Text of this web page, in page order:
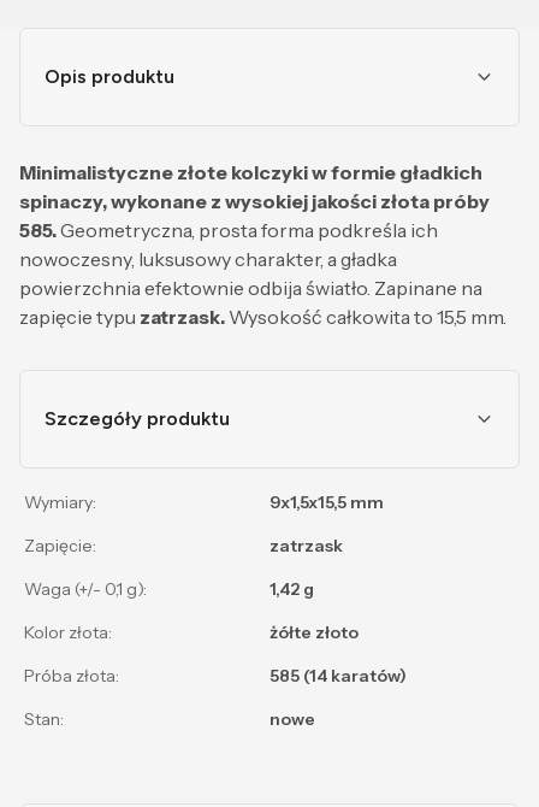
Opis produktu
Minimalistyczne złote kolczyki w formie gładkich
spinaczy, wykonane z wysokiej jakości złota próby
585.Geometryczna, prosta forma podkreśla ich
nowoczesny, luksusowy charakter, a gładka
powierzchnia efektownie odbija światło. Zapinane na
zapięcie typu zatrzask. Wysokość całkowita to 15,5 mm.
Szczegóły produktu
Wymiary:
9x1,5x15,5 mm
Zapięcie:
zatrzask
Waga (+/- 0,1 g):
1,42 g
Kolor złota:
żółte złoto
Próba złota:
585 (14 karatów)
Stan:
nowe